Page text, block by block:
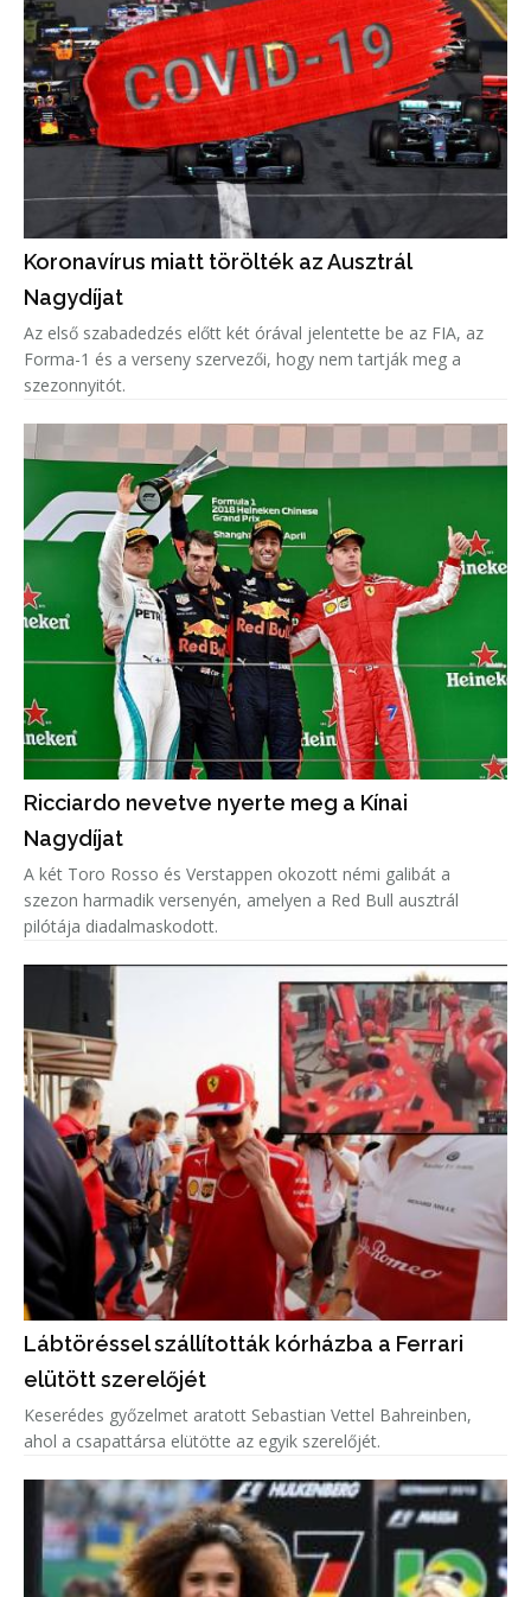
Koronavírus miatt törölték az Ausztrál
Nagydíjat
Az első szabadedzés előtt két órával jelentette be az FIA, az
Forma-1 és a verseny szervezői, hogy nem tartják meg a
szezonnyitót.
Ricciardo nevetve nyerte meg a Kínai
Nagydíjat
A két Toro Rosso és Verstappen okozott némi galibát a
szezon harmadik versenyén, amelyen a Red Bull ausztrál
pilótája diadalmaskodott.
Lábtöréssel szállították kórházba a Ferrari
elütött szerelőjét
Keserédes győzelmet aratott Sebastian Vettel Bahreinben,
ahol a csapattársa elütötte az egyik szerelőjét.